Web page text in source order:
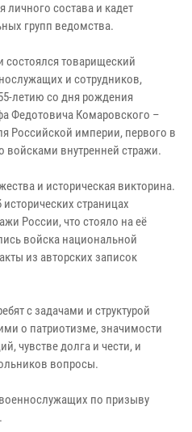
личного состава и кадет
групп ведомства.
состоялся товарищеский
и сотрудников,
летию со дня рождения
Федотовича Комаровского –
Российской империи, первого в
внутренней стражи.
и историческая викторина.
страницах
России, что стояло на её
войска национальной
из авторских записок
с задачами и структурой
о патриотизме, значимости
чувстве долга и чести, и
вопросы.
по призыву